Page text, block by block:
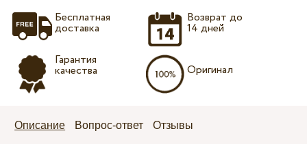
Бесплатная
доставка
Гарантия
качества
Возврат до
14 дней
Оригинал
Описание Вопрос-ответ Отзывы